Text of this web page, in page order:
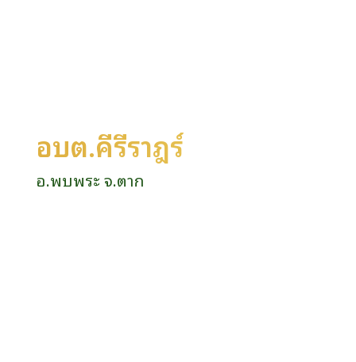
อบต.คีรีราษฎร์
อ.พบพระ จ.ตาก